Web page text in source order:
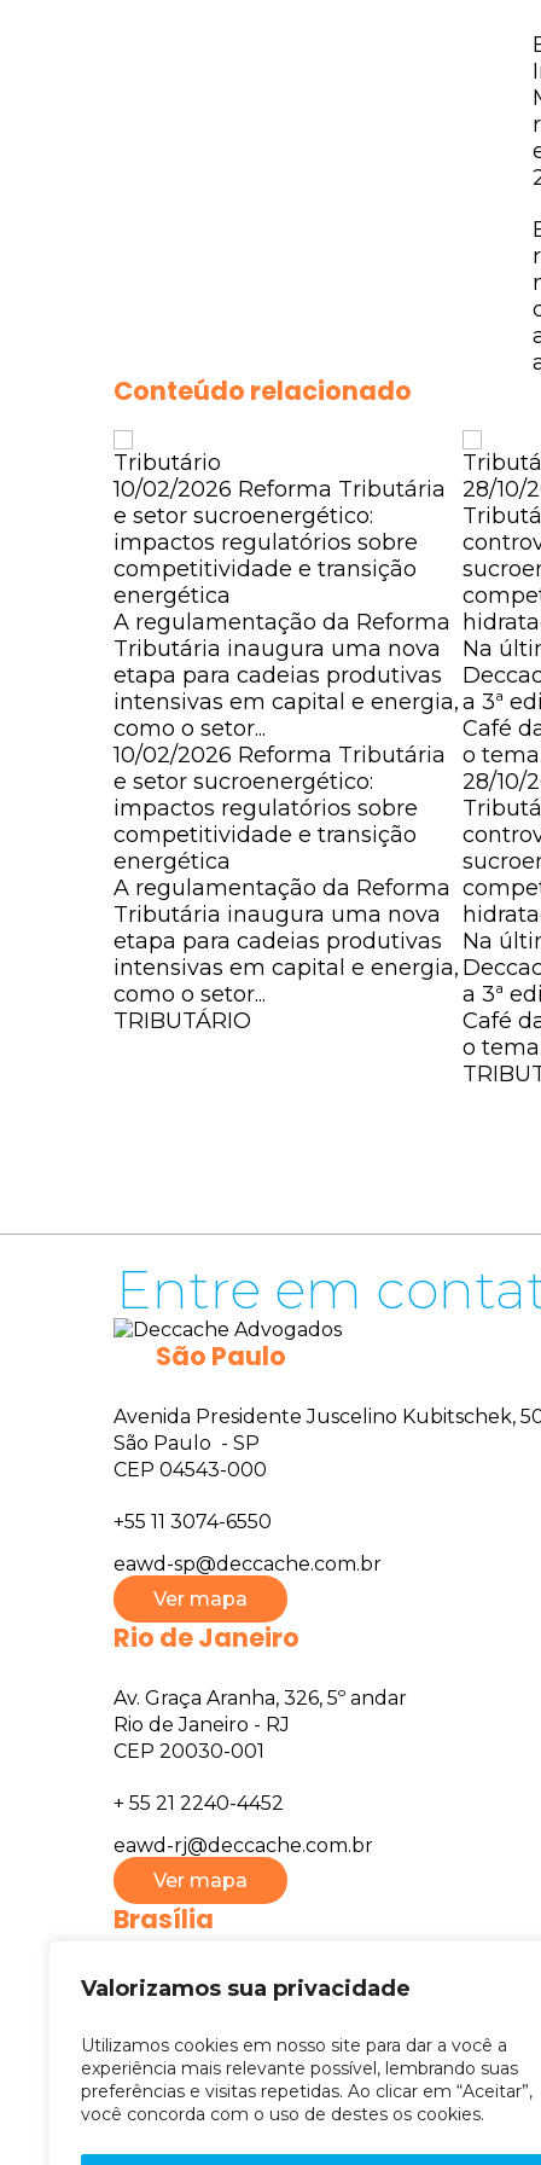
Valorizamos sua privacidade
Utilizamos cookies em nosso site para dar a você a
experiência mais relevante possível, lembrando suas
preferências e visitas repetidas. Ao clicar em “Aceitar”,
você concorda com o uso de destes os cookies.
Conteúdo relacionado
Tributário
10/02/2026 Reforma Tributária
e setor sucroenergético:
impactos regulatórios sobre
competitividade e transição
energética
A regulamentação da Reforma
Tributária inaugura uma nova
etapa para cadeias produtivas
intensivas em capital e energia,
como o setor...
10/02/2026 Reforma Tributária
e setor sucroenergético:
impactos regulatórios sobre
competitividade e transição
energética
A regulamentação da Reforma
Tributária inaugura uma nova
etapa para cadeias produtivas
intensivas em capital e energia,
como o setor...
TRIBUTÁRIO
28/10/
Na
a 3ª
Café
o
28/10/
Na
a 3ª
Café
o
Entre em
São Paulo
Avenida Presidente Juscelino Kubitschek, 50
São Paulo - SP
CEP 04543-000
+55 11 3074-6550
eawd-sp@deccache.com.br
Ver mapa
Rio de Janeiro
Av. Graça Aranha, 326, 5º andar
Rio de Janeiro - RJ
CEP 20030-001
+ 55 21 2240-4452
eawd-rj@deccache.com.br
Ver mapa
Brasília
SHS QD. 06 Conj. A Bl. C , sala 1007, 519
Eb. Brasil XXI, Asa Sul, Brasília - DF
CEP 70316-109
+55 61 3522-6395
eawd-df@deccache.com.br